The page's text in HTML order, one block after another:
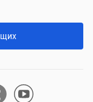
Python